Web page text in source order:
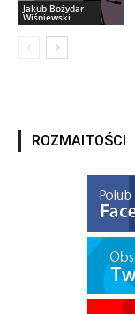
Jakub Bożydar
Wiśniewski
ROZMAITOŚCI